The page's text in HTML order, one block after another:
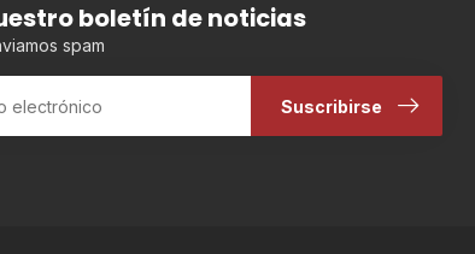
boletín de noticias
spam
Suscribirse